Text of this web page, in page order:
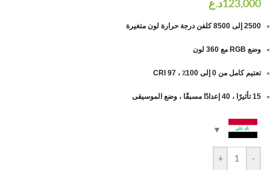
2500 إلى 8500 كلفن درجة حرارة لون متغيرة
وضع RGB مع 360 لون
تعتيم كامل من 0 إلى 100٪ ، CRI 97
15 تأثيرًا ، 40 إعدادًا مسبقًا ، وضع الموسيقى
-
+